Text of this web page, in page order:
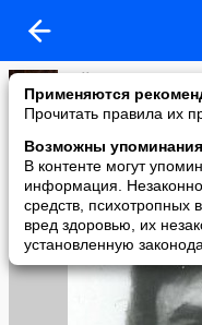
Применяются
Прочитать правила их
Возможны упоминания
В контенте могут
информация.
средств, психотропных
вред здоровью, их
установленную
Теймураз
added a photo
03 Feb в 14:50